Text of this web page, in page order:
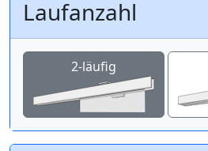
Laufanzahl
2-läufig